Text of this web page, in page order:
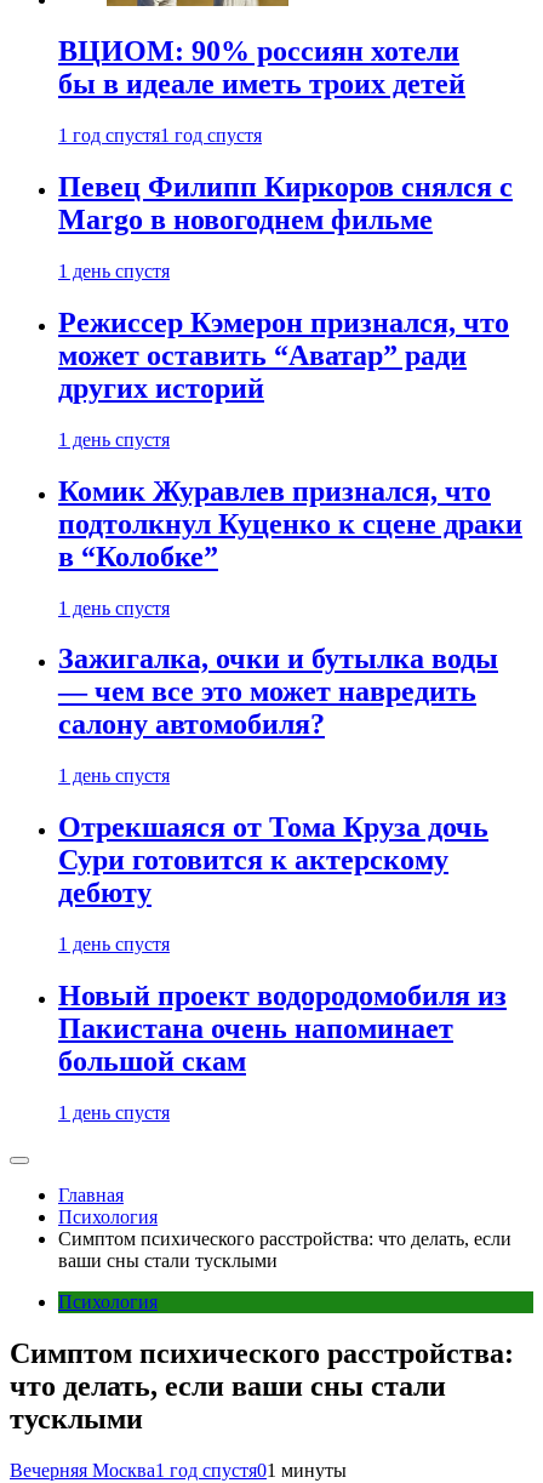
ВЦИОМ: 90% россиян хотели
бы в идеале иметь троих детей
1 год спустя1 год спустя
Певец Филипп Киркоров снялся с
Margo в новогоднем фильме
1 день спустя
Режиссер Кэмерон признался, что
может оставить “Аватар” ради
других историй
1 день спустя
Комик Журавлев признался, что
подтолкнул Куценко к сцене драки
в “Колобке”
1 день спустя
Зажигалка, очки и бутылка воды
— чем все это может навредить
салону автомобиля?
1 день спустя
Отрекшаяся от Тома Круза дочь
Сури готовится к актерскому
дебюту
1 день спустя
Новый проект водородомобиля из
Пакистана очень напоминает
большой скам
1 день спустя
Главная
Психология
Симптом психического расстройства: что делать, если
ваши сны стали тусклыми
Психология
Симптом психического расстройства:
что делать, если ваши сны стали
тусклыми
Вечерняя Москва1 год спустя01 минуты